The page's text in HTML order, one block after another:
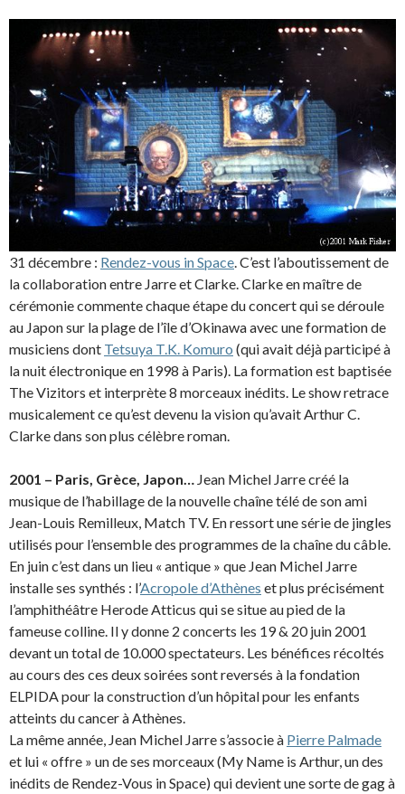
31 décembre : Rendez-vous in Space. C’est l’aboutissement de
la collaboration entre Jarre et Clarke. Clarke en maître de
cérémonie commente chaque étape du concert qui se déroule
au Japon sur la plage de l’île d’Okinawa avec une formation de
musiciens dont Tetsuya T.K. Komuro (qui avait déjà participé à
la nuit électronique en 1998 à Paris). La formation est baptisée
The Vizitors et interprète 8 morceaux inédits. Le show retrace
musicalement ce qu’est devenu la vision qu’avait Arthur C.
Clarke dans son plus célèbre roman.
2001 – Paris, Grèce, Japon… Jean Michel Jarre créé la
musique de l’habillage de la nouvelle chaîne télé de son ami
Jean-Louis Remilleux, Match TV. En ressort une série de jingles
utilisés pour l’ensemble des programmes de la chaîne du câble.
En juin c’est dans un lieu « antique » que Jean Michel Jarre
installe ses synthés : l’Acropole d’Athènes et plus précisément
l’amphithéâtre Herode Atticus qui se situe au pied de la
fameuse colline. Il y donne 2 concerts les 19 & 20 juin 2001
devant un total de 10.000 spectateurs. Les bénéfices récoltés
au cours des ces deux soirées sont reversés à la fondation
ELPIDA pour la construction d’un hôpital pour les enfants
atteints du cancer à Athènes.
La même année, Jean Michel Jarre s’associe à Pierre Palmade
et lui « offre » un de ses morceaux (My Name is Arthur, un des
inédits de Rendez-Vous in Space) qui devient une sorte de gag à